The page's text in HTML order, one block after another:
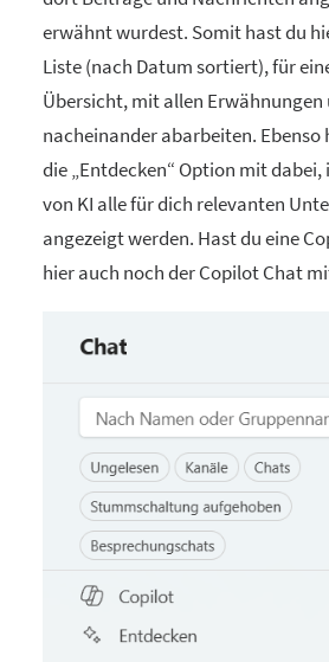
erwähnt wurdest. Somit hast du
Liste (nach Datum sortiert), für
Übersicht, mit allen Erwähnungen
nacheinander abarbeiten. Ebenso
die „Entdecken“ Option mit
von KI alle für dich relevanten
angezeigt werden. Hast du eine
hier auch noch der Copilot Chat